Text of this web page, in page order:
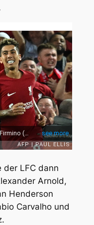
der LFC dann
Arnold,
Henderson
Carvalho und